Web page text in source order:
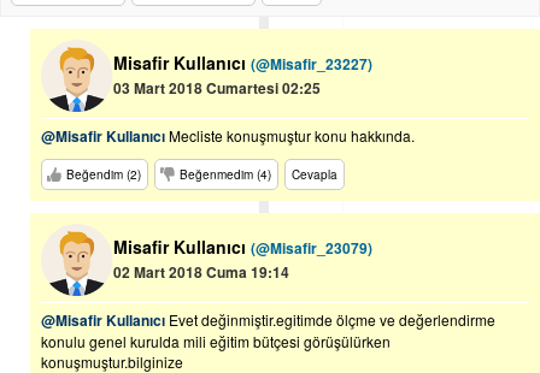
Misafir Kullanıcı (@Misafir_23227)
03 Mart 2018 Cumartesi 02:25
@Misafir KullanıcıMecliste konuşmuştur konu hakkında.
Beğendim (2) Beğenmedim (4) Cevapla
Misafir Kullanıcı (@Misafir_23079)
02 Mart 2018 Cuma 19:14
@Misafir Kullanıcı Evet değinmiştir.egitimde ölçme ve değerlendirme
konulu genel kurulda mili eğitim bütçesi görüşülürken
konuşmuştur.bilginize